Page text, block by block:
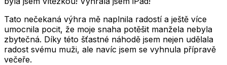
Tato nečekaná výhra mě naplnila radostí a ještě více
umocnila pocit, že moje snaha potěšit manžela nebyla
zbytečná. Díky této šťastné náhodě jsem nejen udělala
radost svému muži, ale navíc jsem se vyhnula přípravě
večeře.